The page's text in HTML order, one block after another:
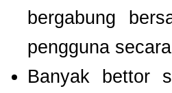
bergabung
pengguna
Banyak bettor